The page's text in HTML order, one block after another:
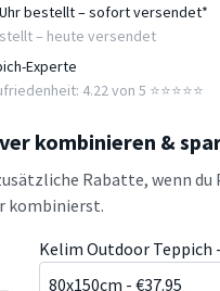
Uhr bestellt – sofort versendet*
– heute versendet
Experte
4.22 von 5 ⭐️⭐️⭐️⭐️⭐️
kombinieren &
Rabatte, wenn du
kombinierst.
Kelim Outdoor Teppich